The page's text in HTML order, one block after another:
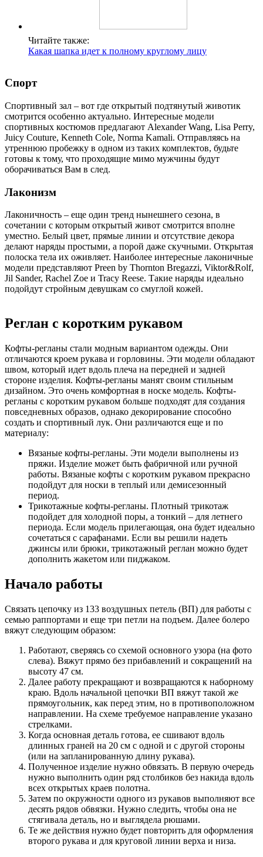
Читайте также:
Какая шапка идет к полному круглому лицу
Спорт
Спортивный зал – вот где открытый подтянутый животик
смотрится особенно актуально. Интересные модели
спортивных костюмов предлагают Alexander Wang, Lisa Perry,
Juicy Couture, Kenneth Cole, Norma Kamali. Отправляясь на
утреннюю пробежку в одном из таких комплектов, будьте
готовы к тому, что проходящие мимо мужчины будут
оборачиваться Вам в след.
Лаконизм
Лаконичность – еще один тренд нынешнего сезона, в
сочетании с которым открытый живот смотрится вполне
уместно. Белый цвет, прямые линии и отсутствие декора
делают наряды простыми, а порой даже скучными. Открытая
полоска тела их оживляет. Наиболее интересные лаконичные
модели представляют Preen by Thornton Bregazzi, Viktor&Rolf,
Jil Sander, Rachel Zoe и Tracy Reese. Такие наряды идеально
подойдут стройным девушкам со смуглой кожей.
Реглан с коротким рукавом
Кофты-регланы стали модным вариантом одежды. Они
отличаются кроем рукава и горловины. Эти модели обладают
швом, который идет вдоль плеча на передней и задней
стороне изделия. Кофты-регланы манят своим стильным
дизайном. Это очень комфортная в носке модель. Кофты-
регланы с коротким рукавом больше подходят для создания
повседневных образов, однако декорирование способно
создать и спортивный лук. Они различаются еще и по
материалу:
Вязаные кофты-регланы. Эти модели выполнены из
пряжи. Изделие может быть фабричной или ручной
работы. Вязаные кофты с коротким рукавом прекрасно
подойдут для носки в теплый или демисезонный
период.
Трикотажные кофты-регланы. Плотный трикотаж
подойдет для холодной поры, а тонкий – для летнего
периода. Если модель прилегающая, она будет идеально
сочетаться с сарафанами. Если вы решили надеть
джинсы или брюки, трикотажный реглан можно будет
дополнить жакетом или пиджаком.
Начало работы
Связать цепочку из 133 воздушных петель (ВП) для работы с
семью раппортами и еще три петли на подъем. Далее болеро
вяжут следующим образом:
Работают, сверяясь со схемой основного узора (на фото
слева). Вяжут прямо без прибавлений и сокращений на
высоту 47 см.
Далее работу прекращают и возвращаются к наборному
краю. Вдоль начальной цепочки ВП вяжут такой же
прямоугольник, как перед этим, но в противоположном
направлении. На схеме требуемое направление указано
стрелками.
Когда основная деталь готова, ее сшивают вдоль
длинных граней на 20 см с одной и с другой стороны
(или на запланированную длину рукава).
Полученное изделие нужно обвязать. В первую очередь
нужно выполнить один ряд столбиков без накида вдоль
всех открытых краев полотна.
Затем по окружности одного из рукавов выполняют все
десять рядов обвязки. Нужно следить, чтобы она не
стягивала деталь, но и выглядела рюшами.
Те же действия нужно будет повторить для оформления
второго рукава и для круговой линии верха и низа.